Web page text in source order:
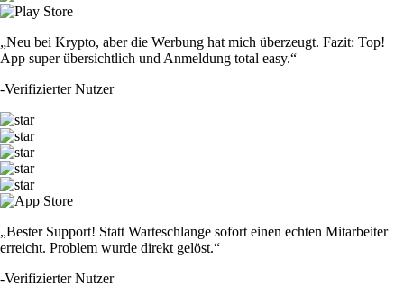
„Neu bei Krypto, aber die Werbung hat mich überzeugt. Fazit: Top!
App super übersichtlich und Anmeldung total easy.“
-Verifizierter Nutzer
„Bester Support! Statt Warteschlange sofort einen echten Mitarbeiter
erreicht. Problem wurde direkt gelöst.“
-Verifizierter Nutzer